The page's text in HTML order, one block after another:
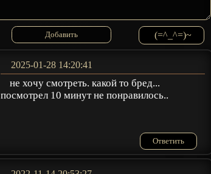
(=^_^=)~
2025-01-28 14:20:41
не хочу смотреть. какой то бред...
посмотрел 10 минут не понравилось..
Ответить